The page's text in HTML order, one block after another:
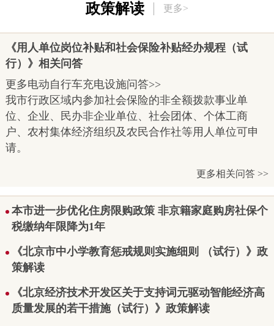
政策解读 更多>
《用人单位岗位补贴和社会保险补贴经办规程（试
行）》相关问答
更多电动自行车充电设施问答>>
我市行政区域内参加社会保险的非全额拨款事业单
位、企业、民办非企业单位、社会团体、个体工商
户、农村集体经济组织及农民合作社等用人单位可申
请。
更多相关问答 >>
本市进一步优化住房限购政策 非京籍家庭购房社保个
税缴纳年限降为1年
《北京市中小学教育惩戒规则实施细则 （试行）》政
策解读
《北京经济技术开发区关于支持词元驱动智能经济高
质量发展的若干措施（试行）》政策解读